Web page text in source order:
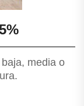
media o